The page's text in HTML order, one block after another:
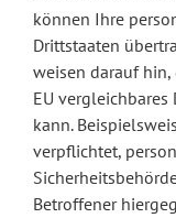
können Ihre
Drittstaaten
weisen darauf
EU
kann.
verpflichtet,
Betroffener